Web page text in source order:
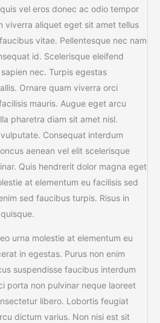
vel eros donec ac odio tempor
viverra aliquet eget sit amet tellus
vitae. Pellentesque nec nam
id. Scelerisque eleifend
nec. Turpis egestas
Ornare quam viverra orci
mauris. Augue eget arcu
pharetra diam sit amet nisl.
Consequat interdum
aenean vel elit scelerisque
Quis hendrerit dolor magna eget
at elementum eu facilisis sed
sed faucibus turpis. Risus in
urna molestie at elementum eu
in egestas. Purus non enim
suspendisse faucibus interdum
porta non pulvinar neque laoreet
libero. Lobortis feugiat
dictum varius. Non nisi est sit